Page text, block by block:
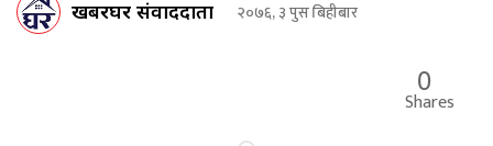
खबरघर संवाददाता २०७६, ३ पुस बिहीबार
0
Shares